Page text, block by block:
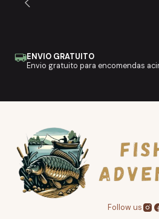
ENVIO GRATUITO
Envio gratuito para encomendas
Follow us